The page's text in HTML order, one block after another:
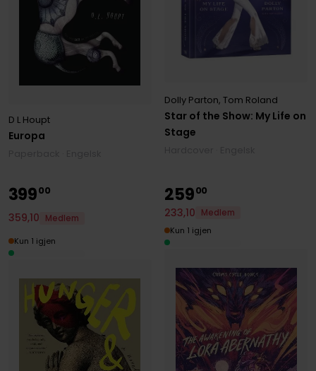
Europa
D L Houpt
Star of the Show: My Life on
Stage
Dolly Parton,Tom Roland
39900
359,10 Medlem
Kun 1 igjen
25900
233,10
Medlem
Kun 1 igjen